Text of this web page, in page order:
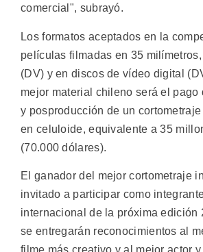
comercial", subrayó.
Los formatos aceptados en la
películas filmadas en 35 milímetros,
(DV) y en discos de vídeo digital
mejor material chileno será el pago
y posproducción de un
en celuloide, equivalente a 35
(70.000 dólares).
El ganador del mejor cortometraje
invitado a participar como
internacional de la próxima edición
se entregarán reconocimientos al
filme más creativo y al mejor actor